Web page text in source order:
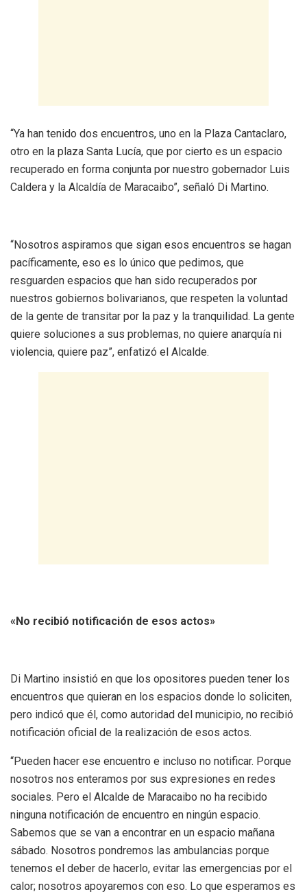
“Ya han tenido dos encuentros, uno en la Plaza Cantaclaro,
otro en la plaza Santa Lucía, que por cierto es un espacio
recuperado en forma conjunta por nuestro gobernador Luis
Caldera y la Alcaldía de Maracaibo”, señaló Di Martino.
“Nosotros aspiramos que sigan esos encuentros se hagan
pacíficamente, eso es lo único que pedimos, que
resguarden espacios que han sido recuperados por
nuestros gobiernos bolivarianos, que respeten la voluntad
de la gente de transitar por la paz y la tranquilidad. La gente
quiere soluciones a sus problemas, no quiere anarquía ni
violencia, quiere paz”, enfatizó el Alcalde.
«No recibió notificación de esos actos»
Di Martino insistió en que los opositores pueden tener los
encuentros que quieran en los espacios donde lo soliciten,
pero indicó que él, como autoridad del municipio, no recibió
notificación oficial de la realización de esos actos.
“Pueden hacer ese encuentro e incluso no notificar. Porque
nosotros nos enteramos por sus expresiones en redes
sociales. Pero el Alcalde de Maracaibo no ha recibido
ninguna notificación de encuentro en ningún espacio.
Sabemos que se van a encontrar en un espacio mañana
sábado. Nosotros pondremos las ambulancias porque
tenemos el deber de hacerlo, evitar las emergencias por el
calor; nosotros apoyaremos con eso. Lo que esperamos es